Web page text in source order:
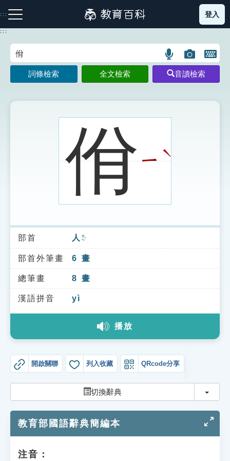
到
主
:::
注音索引圖示 筆畫索引圖示 部首索引表圖示
索引選單
知識索引
單字索引
生命大百科索引
教學應用
貓頭鷹博士
登入
:::
語
言
搜
示
圖
片
搜
開
鍵
圖
詞條檢索 全文檢索 音讀檢索
佾ㄧ ˋ
部首 人 ㄖㄣˊ
部首外筆畫 6 畫
總筆畫 8 畫
漢語拼音 yì
播放
開啟關聯 列入收藏 QRcode分享
切換辭典 切換
教育部國語辭典簡編本
注音：